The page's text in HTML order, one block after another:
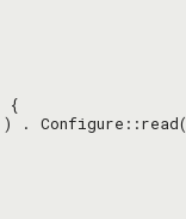
) . Configure::read(